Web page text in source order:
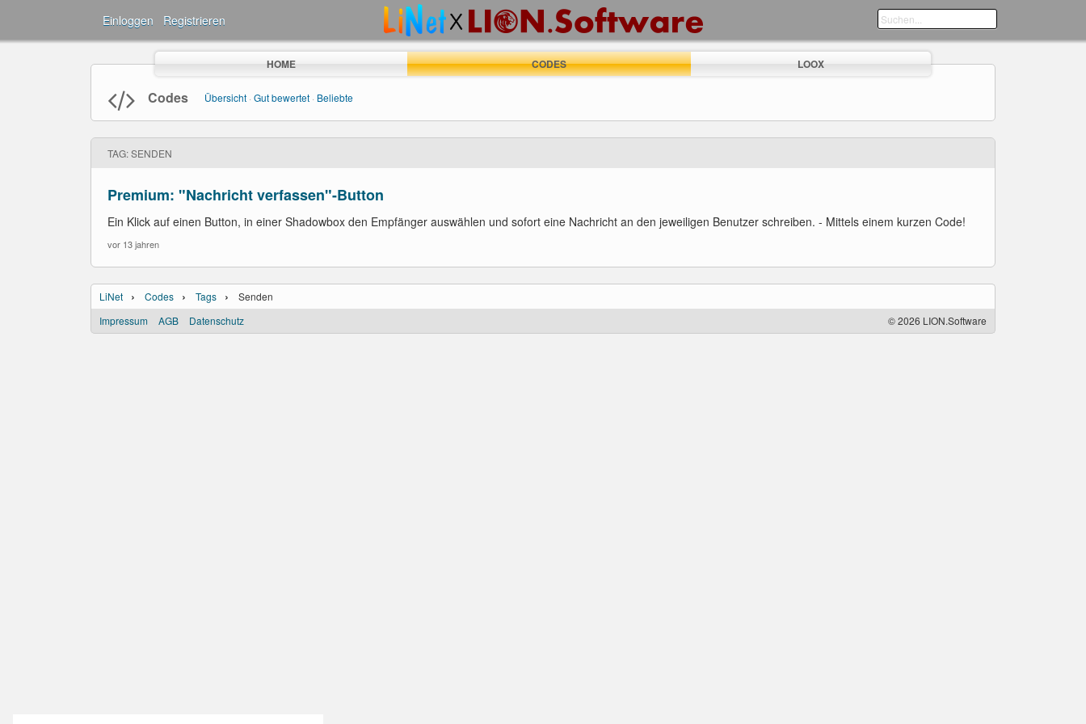
Einloggen Registrieren
HOME CODES LOOX
Codes Übersicht · Gut bewertet · Beliebte
TAG: SENDEN
Premium: "Nachricht verfassen"-Button
Ein Klick auf einen Button, in einer Shadowbox den Empfänger auswählen und sofort eine Nachricht an den jeweiligen Benutzer schreiben. - Mittels einem kurzen Code!
vor 13 jahren
LiNet › Codes › Tags ›
Senden
Impressum
AGB Datenschutz © 2026 LION.Software